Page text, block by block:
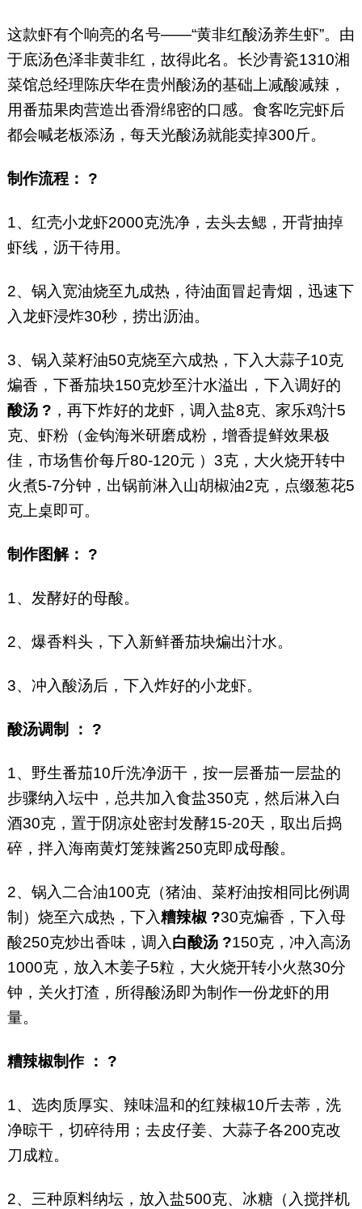
这款虾有个响亮的名号——“黄非红酸汤养生虾”。由
于底汤色泽非黄非红，故得此名。长沙青瓷1310湘
菜馆总经理陈庆华在贵州酸汤的基础上减酸减辣，
用番茄果肉营造出香滑绵密的口感。食客吃完虾后
都会喊老板添汤，每天光酸汤就能卖掉300斤。
制作流程： ?
1、红壳小龙虾2000克洗净，去头去鳃，开背抽掉
虾线，沥干待用。
2、锅入宽油烧至九成热，待油面冒起青烟，迅速下
入龙虾浸炸30秒，捞出沥油。
3、锅入菜籽油50克烧至六成热，下入大蒜子10克
煸香，下番茄块150克炒至汁水溢出，下入调好的
酸汤 ? ，再下炸好的龙虾，调入盐8克、家乐鸡汁5
克、虾粉（金钩海米研磨成粉，增香提鲜效果极
佳，市场售价每斤80-120元 ）3克，大火烧开转中
火煮5-7分钟，出锅前淋入山胡椒油2克，点缀葱花5
克上桌即可。
制作图解： ?
1、发酵好的母酸。
2、爆香料头，下入新鲜番茄块煸出汁水。
3、冲入酸汤后，下入炸好的小龙虾。
酸汤调制 ： ?
1、野生番茄10斤洗净沥干，按一层番茄一层盐的
步骤纳入坛中，总共加入食盐350克，然后淋入白
酒30克，置于阴凉处密封发酵15-20天，取出后捣
碎，拌入海南黄灯笼辣酱250克即成母酸。
2、锅入二合油100克（猪油、菜籽油按相同比例调
制）烧至六成热，下入糟辣椒 ?30克煸香，下入母
酸250克炒出香味，调入白酸汤 ?150克，冲入高汤
1000克，放入木姜子5粒，大火烧开转小火熬30分
钟，关火打渣，所得酸汤即为制作一份龙虾的用
量。
糟辣椒制作 ： ?
1、选肉质厚实、辣味温和的红辣椒10斤去蒂，洗
净晾干，切碎待用；去皮仔姜、大蒜子各200克改
刀成粒。
2、三种原料纳坛，放入盐500克、冰糖（入搅拌机